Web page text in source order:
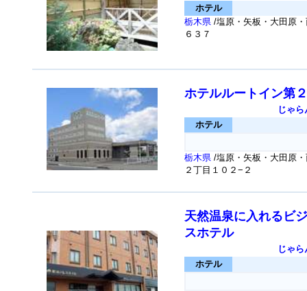
ホテル
栃木県 /塩原・矢板・大田原
６３７
ホテルルートイン第
じゃら
ホテル
栃木県 /塩原・矢板・大田原
２丁目１０２−２
天然温泉に入れるビ
スホテル
じゃら
ホテル